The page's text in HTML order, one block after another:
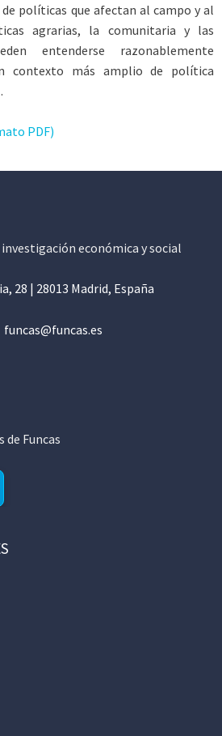
políticas que afectan al campo y al
agrarias, la comunitaria y las
entenderse razonablemente
contexto más amplio de política
PDF)
económica y social
28 | 28013 Madrid, España
funcas@funcas.es
de Funcas